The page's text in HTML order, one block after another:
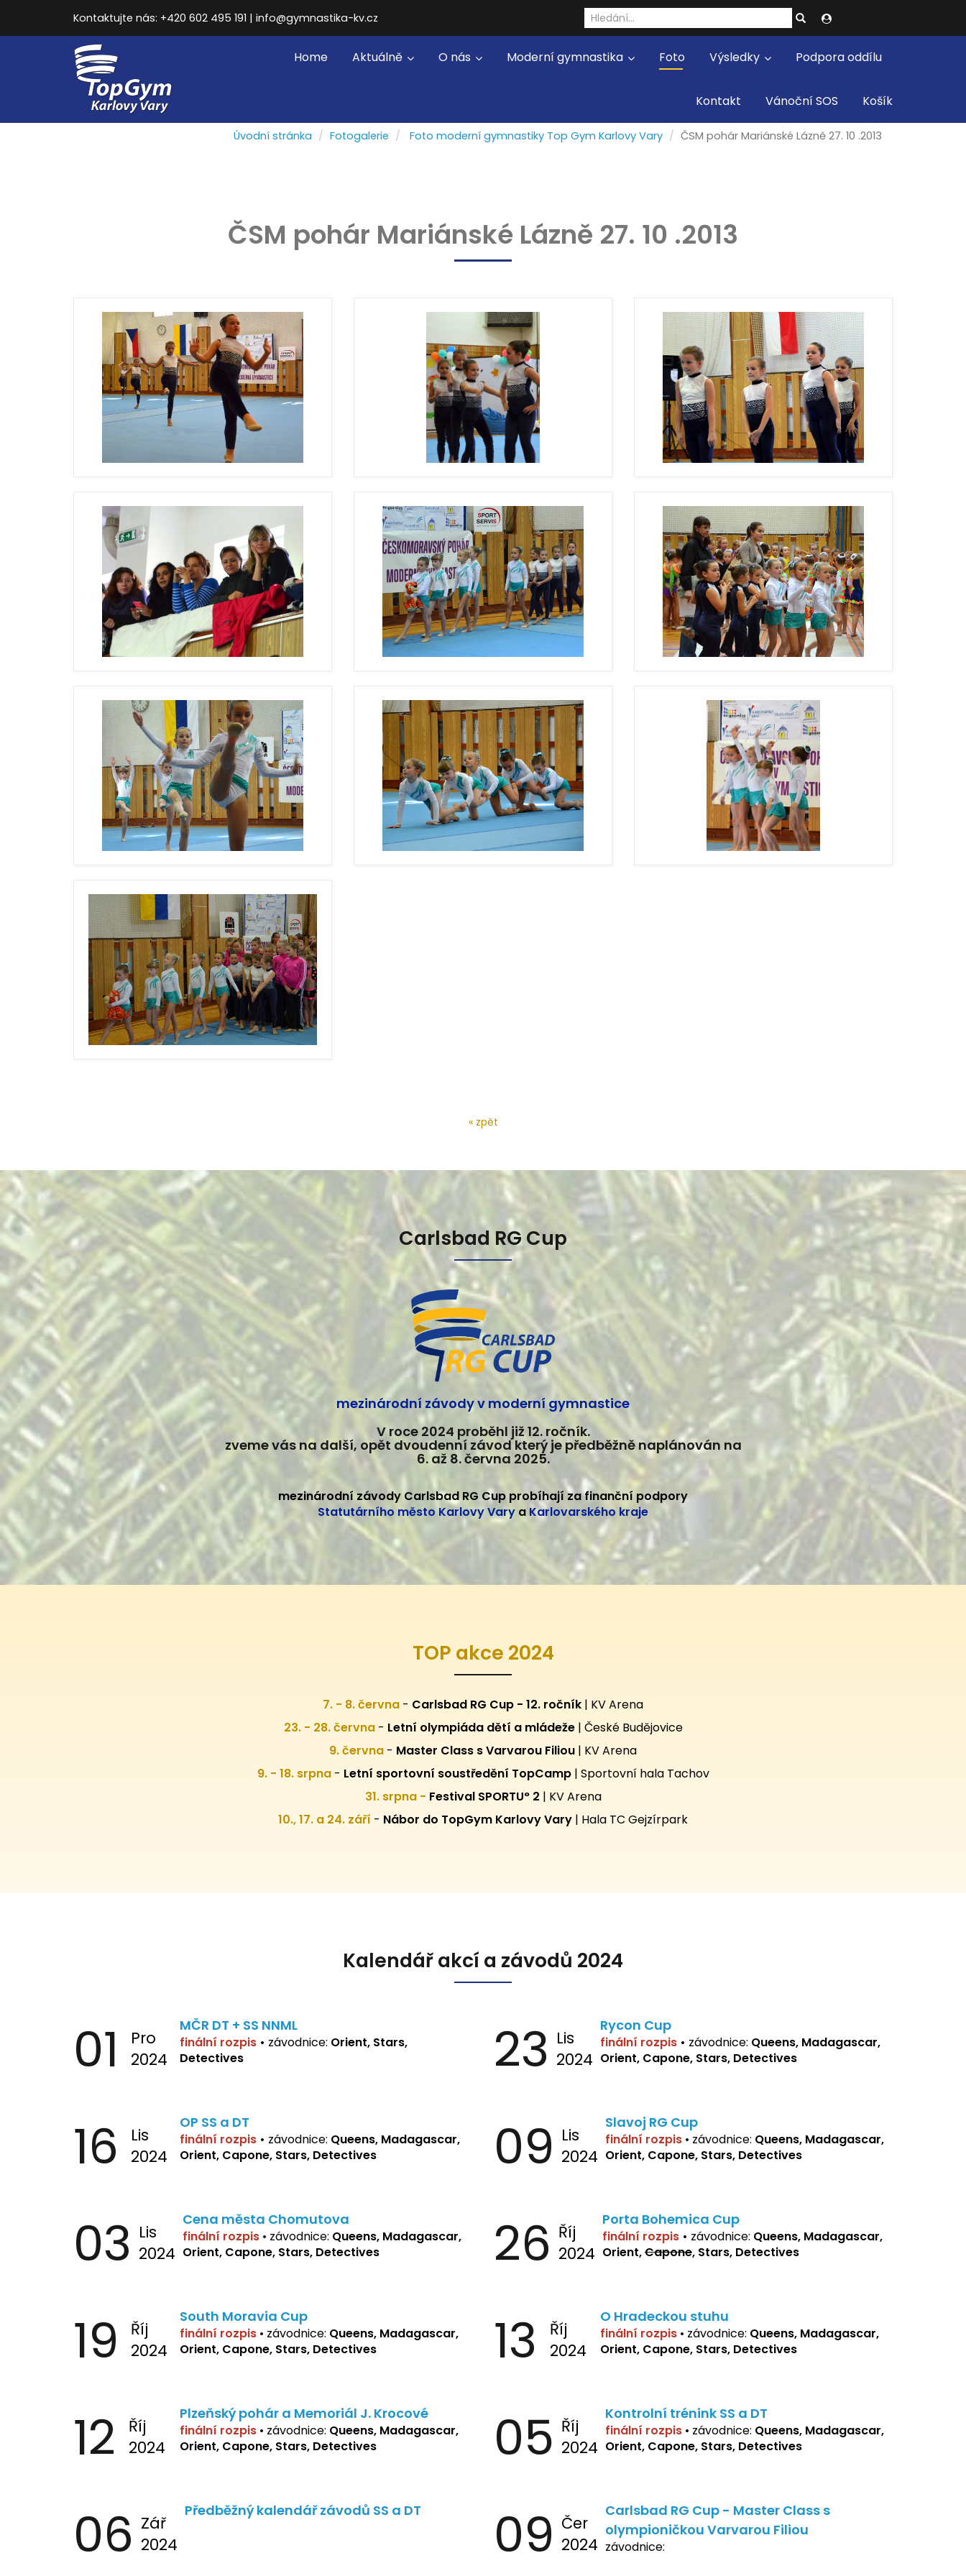
Kontaktujte nás: +420 602 495 191 | info@gymnastika-kv.cz
Home Aktuálně O nás Moderní gymnastika Foto Výsledky Podpora oddílu
Kontakt Vánoční SOS Košík
Úvodní stránka Fotogalerie Foto moderní gymnastiky Top Gym Karlovy Vary ČSM pohár Mariánské Lázně 27. 10 .2013
ČSM pohár Mariánské Lázně 27. 10 .2013
« zpět
Carlsbad RG Cup
mezinárodní závody v moderní gymnastice
V roce 2024 proběhl již 12. ročník.
zveme vás na další, opět dvoudenní závod který je předběžně naplánován na
6. až 8. června 2025.
mezinárodní závody Carlsbad RG Cup probíhají za finanční podpory
Statutárního město Karlovy Vary a Karlovarského kraje
TOP akce 2024
7. - 8. června - Carlsbad RG Cup - 12. ročník | KV Arena
23. - 28. června - Letní olympiáda dětí a mládeže | České Budějovice
9. června - Master Class s Varvarou Filiou | KV Arena
9. - 18. srpna - Letní sportovní soustředění TopCamp| Sportovní hala Tachov
31. srpna - Festival SPORTU° 2 | KV Arena
10., 17. a 24. září - Nábor do TopGym Karlovy Vary | Hala TC Gejzírpark
Kalendář akcí a závodů 2024
01
Pro
2024
MČR DT + SS NNML
finální rozpis • závodnice: Orient, Stars,
Detectives
23 Lis
2024
Rycon Cup
finální rozpis • závodnice: Queens, Madagascar,
Orient, Capone, Stars, Detectives
16
Lis
2024
OP SS a DT
finální rozpis • závodnice: Queens, Madagascar,
Orient, Capone, Stars, Detectives
09 Lis
2024
Slavoj RG Cup
finální rozpis • závodnice: Queens, Madagascar,
Orient, Capone, Stars, Detectives
03 Lis
2024
Cena města Chomutova
finální rozpis • závodnice: Queens, Madagascar,
Orient, Capone, Stars, Detectives
26 Říj
2024
Porta Bohemica Cup
finální rozpis • závodnice: Queens, Madagascar,
Orient,Capone, Stars, Detectives
19
Říj
2024
South Moravia Cup
finální rozpis • závodnice: Queens, Madagascar,
Orient, Capone, Stars, Detectives
13
Říj
2024
O Hradeckou stuhu
finální rozpis • závodnice: Queens, Madagascar,
Orient, Capone, Stars, Detectives
12
Říj
2024
Plzeňský pohár a Memoriál J. Krocové
finální rozpis • závodnice: Queens, Madagascar,
Orient, Capone, Stars, Detectives
05 Říj
2024
Kontrolní trénink SS a DT
finální rozpis • závodnice: Queens, Madagascar,
Orient, Capone, Stars, Detectives
06 Zář
2024
Předběžný kalendář závodů SS a DT 09 Čer
2024
Carlsbad RG Cup - Master Class s
olympioničkou Varvarou Filiou
závodnice: